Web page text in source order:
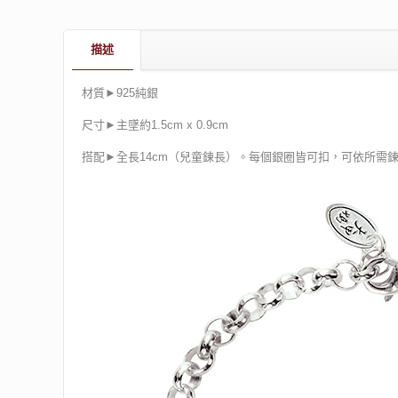
描述
材質►925純銀
尺寸►主墜約1.5cm x 0.9cm
搭配►全長14cm（兒童鍊長）。每個銀圈皆可扣，可依所需